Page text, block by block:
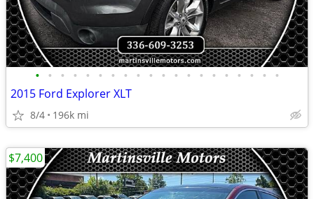
• • • • • • • • • • • • • • • • • • • •
2015 Ford Explorer XLT
8/4 196k mi
$7,400